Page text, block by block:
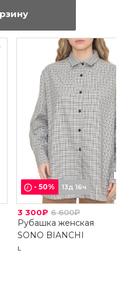
-50% 13д 16ч
3 300₽ 6 600₽
Рубашка женская
SONO BIANCHI
L